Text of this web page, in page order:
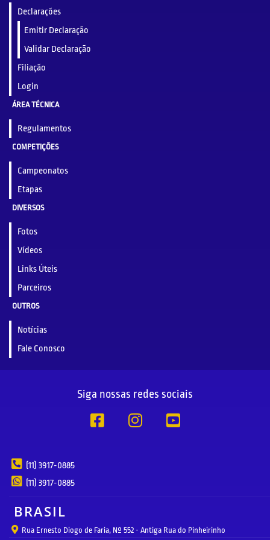
Declarações
Emitir Declaração
Validar Declaração
Filiação
Login
ÁREA TÉCNICA
Regulamentos
COMPETIÇÕES
Campeonatos
Etapas
DIVERSOS
Fotos
Vídeos
Links Úteis
Parceiros
OUTROS
Notícias
Fale Conosco
Siga nossas redes sociais
(11) 3917-0885
(11) 3917-0885
BRASIL
Rua Ernesto Diogo de Faria, Nº 552 - Antiga Rua do Pinheirinho